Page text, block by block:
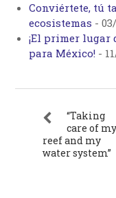
Conviértete, tú
ecosistemas -
¡El primer lugar
para México! -
“Taking
care of my
reef and my
water system”